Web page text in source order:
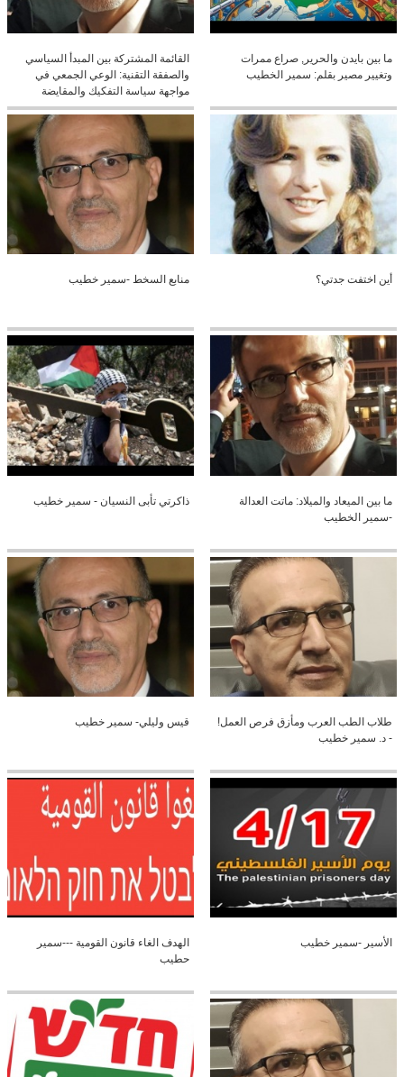
ما بين بايدن والحرير, صراع ممرات
وتغيير مصير بقلم: سمير الخطيب
القائمة المشتركة بين المبدأ السياسي
والصفقة التقنية: الوعي الجمعي في
مواجهة سياسة التفكيك والمقايضة
أين اختفت جدتي؟ منابع السخط -سمير خطيب
ما بين الميعاد والميلاد: ماتت العدالة
-سمير الخطيب
ذاكرتي تأبى النسيان - سمير خطيب
طلاب الطب العرب ومأزق فرص العمل!
- د. سمير خطيب
قيس وليلي- سمير خطيب
الأسير -سمير خطيب
الهدف الغاء قانون القومية ---سمير
حطيب